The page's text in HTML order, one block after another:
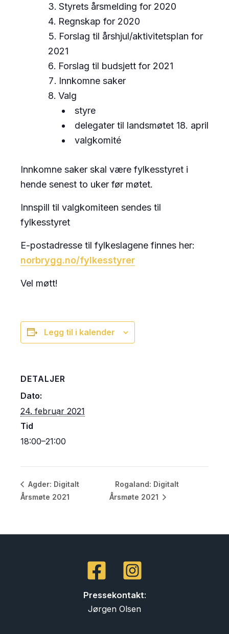
Styrets årsmelding for 2020
Regnskap for 2020
Forslag til årshjul/aktivitetsplan for
2021
Forslag til budsjett for 2021
Innkomne saker
Valg
styre
delegater til landsmøtet 18. april
valgkomité
Innkomne saker skal være fylkesstyret i
hende senest to uker før møtet.
Innspill til valgkomiteen sendes til
fylkesstyret
E-postadresse til fylkeslagene finnes her:
norbrygg.no/fylkesstyrer
Vel møtt!
Legg til i kalender
DETALJER
Dato:
24. februar 2021
Tid
18:00–21:00
Agder: Digitalt
Årsmøte 2021
Rogaland: Digitalt
Årsmøte 2021
Pressekontakt:
Jørgen Olsen